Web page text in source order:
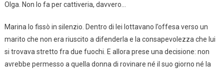
Olga. Non lo fa per cattiveria, davvero…
Marina lo fissò in silenzio. Dentro di lei lottavano l’offesa verso un
marito che non era riuscito a difenderla e la consapevolezza che lui
si trovava stretto fra due fuochi. E allora prese una decisione: non
avrebbe permesso a quella donna di rovinare né il suo giorno né la